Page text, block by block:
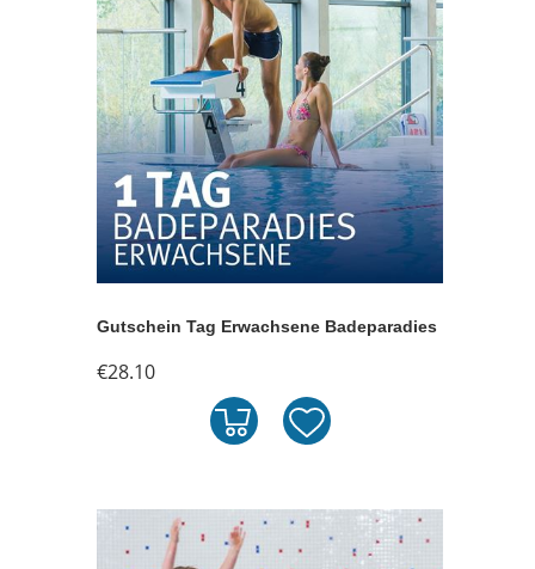
Gutschein Tag Erwachsene Badeparadies
€28.10